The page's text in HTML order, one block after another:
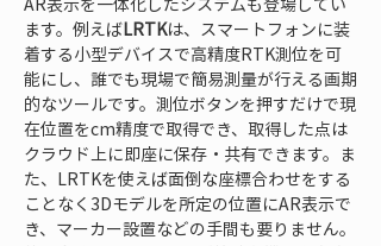
ます。例えばLRTKは、スマートフォンに装
着する小型デバイスで高精度RTK測位を可
能にし、誰でも現場で簡易測量が行える画期
的なツールです。測位ボタンを押すだけで現
在位置をcm精度で取得でき、取得した点は
クラウド上に即座に保存・共有できます。ま
た、LRTKを使えば面倒な座標合わせをする
ことなく3Dモデルを所定の位置にAR表示で
き、マーカー設置などの手間も要りません。